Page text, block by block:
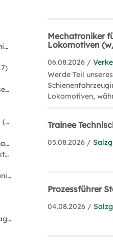
Elektrotechnik, Informationstechnik, Mechatronik (24)
Fahrzeugtechnik und Verkehrswesen (9)
Technische Leitung, Projektleitung (7)
Werkstofftechnik, Materialwirtschaft (4)
Entwicklung, Konstruktion, Produktmanagement (4)
Arbeitsorganisation, Prozessorganisation (3)
Versorgungstechnik, Facility Management (2)
Mechatroniker
Lokomotiven
06.08.2026 /
Werde Teil
Lokomotiven,
Trainee
05.08.2026 /
Prozessführer
04.08.2026 /